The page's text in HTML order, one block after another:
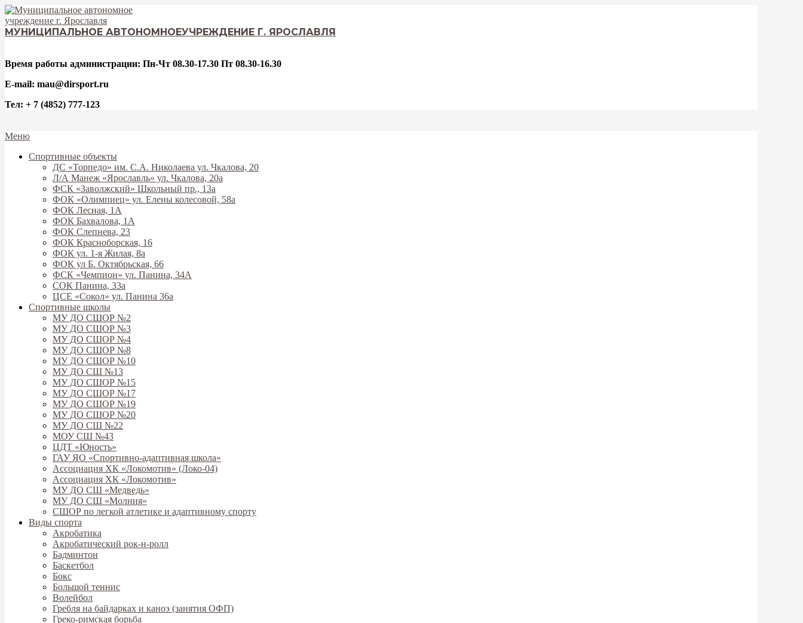
Перейти
к
содержимому
МУНИЦИПАЛЬНОЕ АВТОНОМНОЕУЧРЕЖДЕНИЕ Г. ЯРОСЛАВЛЯ
Время работы администрации: Пн-Чт 08.30-17.30 Пт 08.30-16.30
E-mail: mau@dirsport.ru
Тел: + 7 (4852) 777-123
Вторичное
навигации
Меню
Спортивные объекты
ДС «Торпедо» им. С.А. Николаева ул. Чкалова, 20
Л/А Манеж «Ярославль» ул. Чкалова, 20а
ФСК «Заволжский» Школьный пр., 13а
ФОК «Олимпиец» ул. Елены колесовой, 58а
ФОК Лесная, 1А
ФОК Бахвалова, 1А
ФОК Слепнева, 23
ФОК Красноборская, 16
ФОК ул. 1-я Жилая, 8а
ФОК ул Б. Октябрьская, 66
ФСК «Чемпион» ул. Панина, 34А
СОК Панина, 33а
ЦСЕ «Сокол» ул. Панина 36а
Спортивные школы
МУ ДО СШОР №2
МУ ДО СШОР №3
МУ ДО СШОР №4
МУ ДО СШОР №8
МУ ДО СШОР №10
МУ ДО СШ №13
МУ ДО СШОР №15
МУ ДО СШОР №17
МУ ДО СШОР №19
МУ ДО СШОР №20
МУ ДО СШ №22
МОУ СШ №43
ЦДТ «Юность»
ГАУ ЯО «Спортивно-адаптивная школа»
Ассоциация ХК «Локомотив» (Локо-04)
Ассоциация ХК «Локомотив»
МУ ДО СШ «Медведь»
МУ ДО СШ «Молния»
СШОР по легкой атлетике и адаптивному спорту
Виды спорта
Акробатика
Акробатический рок-н-ролл
Бадминтон
Баскетбол
Бокс
Большой теннис
Волейбол
Гребля на байдарках и каноэ (занятия ОФП)
Греко-римская борьба